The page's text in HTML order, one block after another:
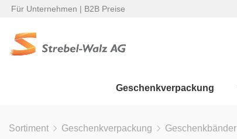
Für Unternehmen | B2B Preise
Geschenkverpackung
Sortiment Geschenkverpackung Geschenkbänder